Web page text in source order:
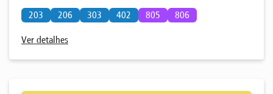
203 206 303 402 805 806
Ver detalhes